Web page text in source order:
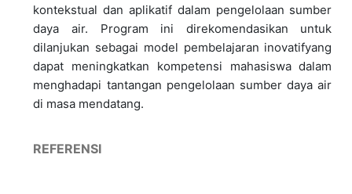
kontekstual dan aplikatif dalam pengelolaan sumber
daya air. Program ini direkomendasikan untuk
dilanjukan sebagai model pembelajaran inovatifyang
dapat meningkatkan kompetensi mahasiswa dalam
menghadapi tantangan pengelolaan sumber daya air
di masa mendatang.
REFERENSI